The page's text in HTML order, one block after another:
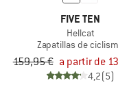
FIVE TEN
Hellcat
Zapatillas de
159,95 € a partir de
4,2(5)